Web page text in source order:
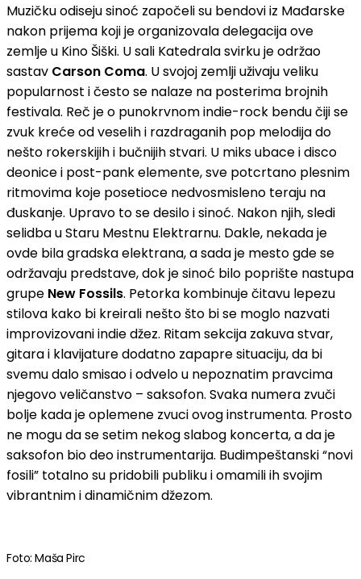
Muzičku odiseju sinoć započeli su bendovi iz Mađarske
nakon prijema koji je organizovala delegacija ove
zemlje u Kino Šiški. U sali Katedrala svirku je održao
sastav Carson Coma. U svojoj zemlji uživaju veliku
popularnost i često se nalaze na posterima brojnih
festivala. Reč je o punokrvnom indie-rock bendu čiji se
zvuk kreće od veselih i razdraganih pop melodija do
nešto rokerskijih i bučnijih stvari. U miks ubace i disco
deonice i post-pank elemente, sve potcrtano plesnim
ritmovima koje posetioce nedvosmisleno teraju na
đuskanje. Upravo to se desilo i sinoć. Nakon njih, sledi
selidba u Staru Mestnu Elektrarnu. Dakle, nekada je
ovde bila gradska elektrana, a sada je mesto gde se
održavaju predstave, dok je sinoć bilo poprište nastupa
grupe New Fossils. Petorka kombinuje čitavu lepezu
stilova kako bi kreirali nešto što bi se moglo nazvati
improvizovani indie džez. Ritam sekcija zakuva stvar,
gitara i klavijature dodatno zapapre situaciju, da bi
svemu dalo smisao i odvelo u nepoznatim pravcima
njegovo veličanstvo – saksofon. Svaka numera zvuči
bolje kada je oplemene zvuci ovog instrumenta. Prosto
ne mogu da se setim nekog slabog koncerta, a da je
saksofon bio deo instrumentarija. Budimpeštanski “novi
fosili” totalno su pridobili publiku i omamili ih svojim
vibrantnim i dinamičnim džezom.
Foto: Maša Pirc